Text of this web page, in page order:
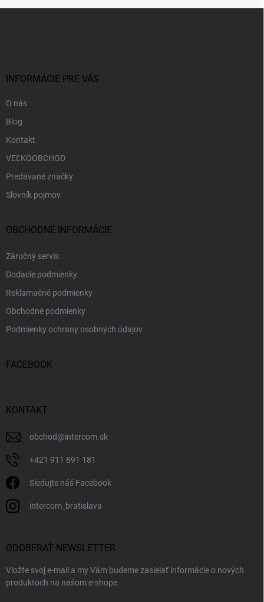
INFORMÁCIE PRE VÁS
O nás
Blog
Kontakt
VEĽKOOBCHOD
Predávané značky
Slovník pojmov
OBCHODNÉ INFORMÁCIE
Záručný servis
Dodacie podmienky
Reklamačné podmienky
Obchodné podmienky
Podmienky ochrany osobných údajov
FACEBOOK
KONTAKT
obchod@intercom.sk
+421 911 891 181
Sledujte náš Facebook
intercom_bratislava
ODOBERAŤ NEWSLETTER
Vložte svoj e-mail a my Vám budeme zasielať informácie o nových
produktoch na našom e-shope.